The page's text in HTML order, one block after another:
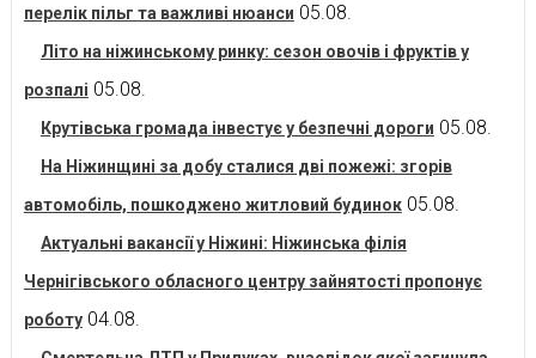
перелік пільг та важливі нюанси 05.08.
Літо на ніжинському ринку: сезон овочів і фруктів у
розпалі 05.08.
Крутівська громада інвестує у безпечні дороги 05.08.
На Ніжинщині за добу сталися дві пожежі: згорів
автомобіль, пошкоджено житловий будинок 05.08.
Актуальні вакансії у Ніжині: Ніжинська філія
Чернігівського обласного центру зайнятості пропонує
роботу 04.08.